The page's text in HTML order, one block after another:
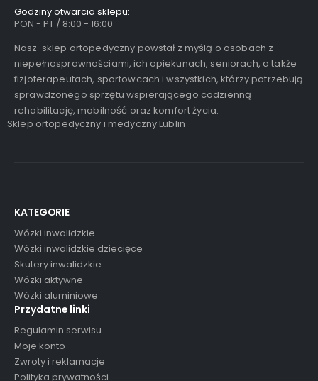
Godziny otwarcia sklepu:
PON - PT / 8:00 - 16:00
Nasz sklep ortopedyczny powstał z myślą o osobach z
niepełnosprawnościami, ich opiekunach, seniorach, a także
fizjoterapeutach, sportowcach i wszystkich, którzy potrzebują
sprawdzonego sprzętu wspierającego codzienną
rehabilitację, mobilność oraz komfort życia.
Sklep ortopedyczny i medyczny Lublin
KATEGORIE
Wózki inwalidzkie
Wózki inwalidzkie dziecięce
Skutery inwalidzkie
Wózki aktywne
Wózki aluminiowe
Przydatne linki
Regulamin serwisu
Moje konto
Zwroty i reklamacje
Polityka prywatności